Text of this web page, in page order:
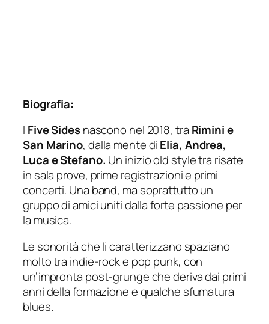
Biografia:
I Five Sidesnascono nel 2018, tra Rimini e
San Marino, dalla mente diElia, Andrea,
Luca e Stefano. Un inizio old style tra risate
in sala prove, prime registrazioni e primi
concerti. Una band, ma soprattutto un
gruppo di amici uniti dalla forte passione per
la musica.
Le sonorità che li caratterizzano spaziano
molto tra indie-rock e pop punk, con
un’impronta post-grunge che deriva dai primi
anni della formazione e qualche sfumatura
blues.